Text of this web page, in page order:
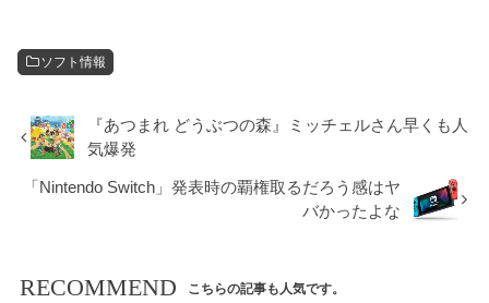
ソフト情報
『あつまれ どうぶつの森』ミッチェルさん早くも人
気爆発
「Nintendo Switch」発表時の覇権取るだろう感はヤ
バかったよな
RECOMMEND こちらの記事も人気です。